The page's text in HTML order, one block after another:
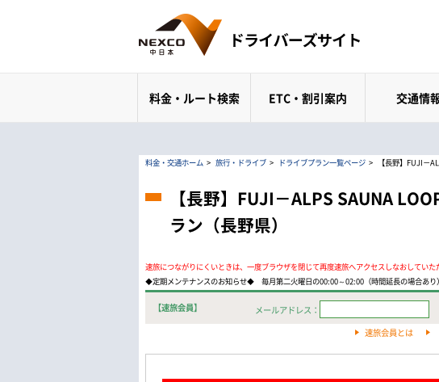
料金・ルート検索 ETC・割引案内 交通情
料金・交通ホーム > 旅行・ドライブ > ドライブプラン一覧ページ > 【長野】FUJI－
【長野】FUJI－ALPS SAUNA
ラン（長野県）
速旅につながりにくいときは、一度ブラウザを閉じて再度速旅へアクセスしなおしていた
◆定期メンテナンスのお知らせ◆ 毎月第二火曜日の00:00～02:00（時間延長の場合あ
【速旅会員】 メールアドレス：
速旅会員とは